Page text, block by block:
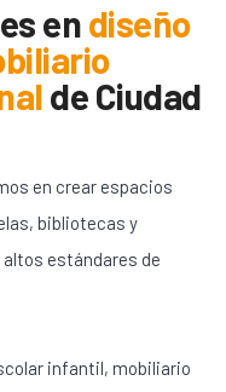
endiseño
deCiudad
en crear espacios
bibliotecas y
estándares de
infantil, mobiliario